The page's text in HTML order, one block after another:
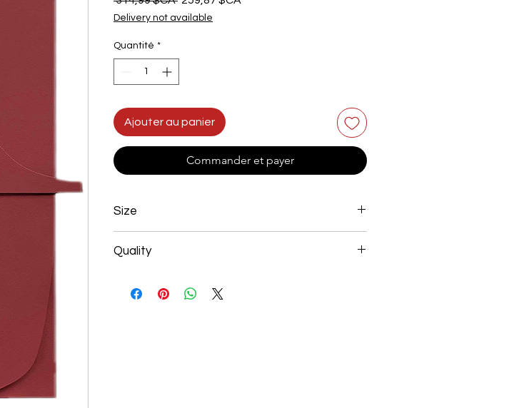
Delivery not available
Quantité *
Ajouter au panier
Commander et payer
Size
Quality